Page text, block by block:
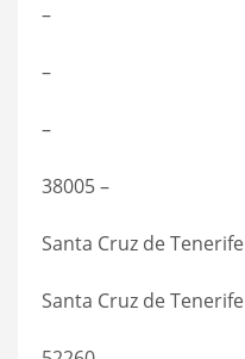
–
–
–
38005 –
Santa Cruz de Tenerife
Santa Cruz de Tenerife